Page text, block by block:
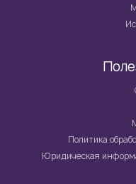
Политика
Юридическая